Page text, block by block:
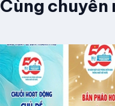
Cùng chuyên